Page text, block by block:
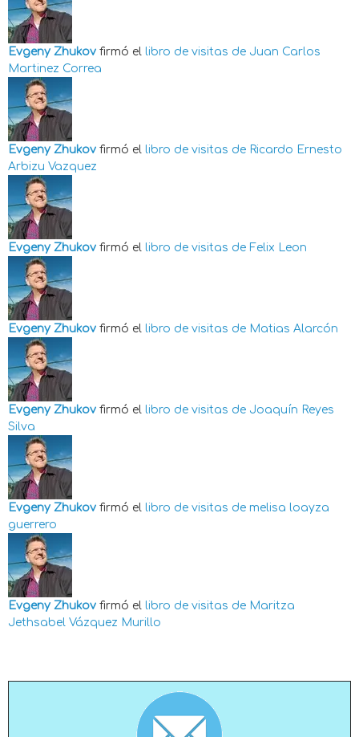
Evgeny Zhukov firmó el libro de visitas de Juan Carlos
Martinez Correa
Evgeny Zhukov firmó el libro de visitas de Ricardo Ernesto
Arbizu Vazquez
Evgeny Zhukov firmó el libro de visitas de Felix Leon
Evgeny Zhukov firmó el libro de visitas de Matias Alarcón
Evgeny Zhukov firmó el libro de visitas de Joaquín Reyes
Silva
Evgeny Zhukov firmó el libro de visitas de melisa loayza
guerrero
Evgeny Zhukov firmó el libro de visitas de Maritza
Jethsabel Vázquez Murillo